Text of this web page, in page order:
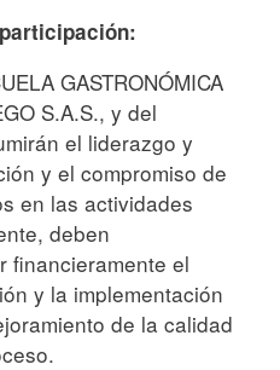
GASTRONÓMICA
S.A.S., y del
el liderazgo y
y el compromiso de
en las actividades
deben
financieramente el
y la implementación
de la calidad